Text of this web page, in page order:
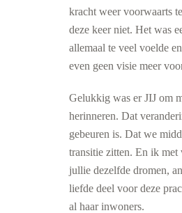
kracht weer voorwaarts
deze keer niet. Het was
allemaal te veel voelde
even geen visie meer
Gelukkig was er JIJ om
herinneren. Dat
gebeuren is. Dat we
transitie zitten. En ik met
jullie dezelfde dromen,
liefde deel voor deze
al haar inwoners.